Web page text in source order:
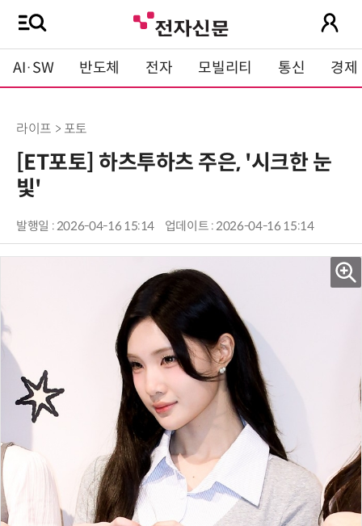
AI·SW 반도체 전자 모빌리티 통신 경제
라이프 > 포토
[ET포토] 하츠투하츠 주은, '시크한 눈
빛'
발행일 : 2026-04-16 15:14 업데이트 : 2026-04-16 15:14